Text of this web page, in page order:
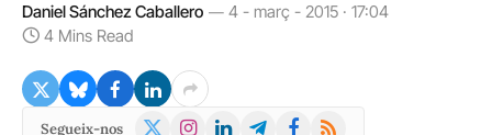
Daniel Sánchez Caballero
4 - març - 2015 · 17:04
4 Mins Read
Segueix-nos
X
Instagram
LinkedInTelegramFacebook
RSS